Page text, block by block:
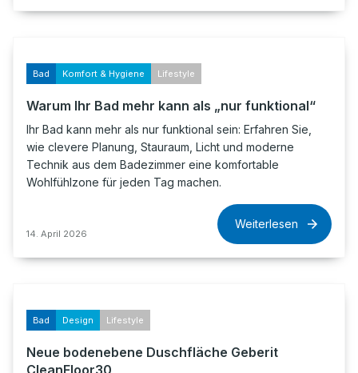
Bad Komfort & Hygiene Lifestyle
Warum Ihr Bad mehr kann als „nur funktional“
Ihr Bad kann mehr als nur funktional sein: Erfahren Sie,
wie clevere Planung, Stauraum, Licht und moderne
Technik aus dem Badezimmer eine komfortable
Wohlfühlzone für jeden Tag machen.
14. April 2026
Weiterlesen
Bad Design Lifestyle
Neue bodenebene Duschfläche Geberit
CleanFloor30